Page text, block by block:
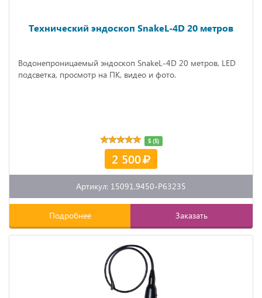
Технический эндоскоп SnakeL-4D 20 метров
Водонепроницаемый эндоскоп SnakeL-4D 20 метров, LED
подсветка, просмотр на ПК, видео и фото.
5 (5)
2 500
Артикул: 15091.9450-P63235
Подробнее Заказать